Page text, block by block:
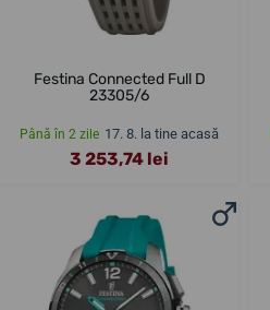
Festina Connected Full D
23305/6
Până în 2 zile 17. 8. la tine acasă
3 253,74 lei